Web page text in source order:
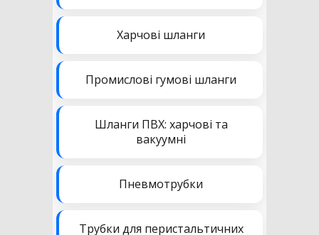
Харчові шланги
Промислові гумові шланги
Шланги ПВХ: харчові та
вакуумні
Пневмотрубки
Трубки для перистальтичних